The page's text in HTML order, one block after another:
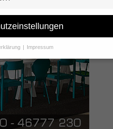
Impressum
zu freiwilligen Diensten
um Erlaubnis bitten.
auf unserer Website. Einige
helfen, diese Website und Ihre
Daten können verarbeitet werden
und Inhalte oder Anzeigen-